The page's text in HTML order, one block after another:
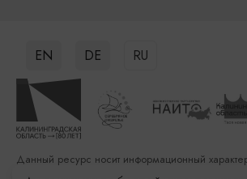
EN DE RU
Данный ресурс носит информационный
несет ответственности за качество услуг,